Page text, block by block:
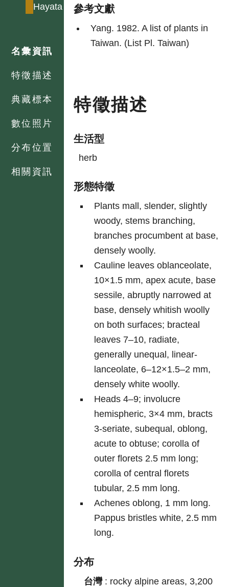
Hayata
名彙資訊
特徵描述
典藏標本
數位照片
分布位置
相關資訊
參考文獻
Yang. 1982. A list of plants in
Taiwan. (List Pl. Taiwan)
特徵描述
生活型
herb
形態特徵
Plants mall, slender, slightly
woody, stems branching,
branches procumbent at base,
densely woolly.
Cauline leaves oblanceolate,
10×1.5 mm, apex acute, base
sessile, abruptly narrowed at
base, densely whitish woolly
on both surfaces; bracteal
leaves 7–10, radiate,
generally unequal, linear-
lanceolate, 6–12×1.5–2 mm,
densely white woolly.
Heads 4–9; involucre
hemispheric, 3×4 mm, bracts
3-seriate, subequal, oblong,
acute to obtuse; corolla of
outer florets 2.5 mm long;
corolla of central florets
tubular, 2.5 mm long.
Achenes oblong, 1 mm long.
Pappus bristles white, 2.5 mm
long.
分布
台灣: rocky alpine areas, 3,200